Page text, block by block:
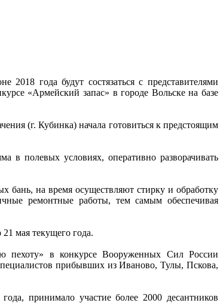
года будут состязаться с представителями
«Армейский запас» в городе Вольске на базе
(г. Кубинка) начала готовиться к предстоящим
в полевых условиях, оперативно разворачивать
на время осуществляют стирку и обработку
ремонтные работы, тем самым обеспечивая
мая текущего года.
пехоту» в конкурсе Вооруженных Сил России
прибывших из Иваново, Тулы, Пскова,
принимало участие более 2000 десантников